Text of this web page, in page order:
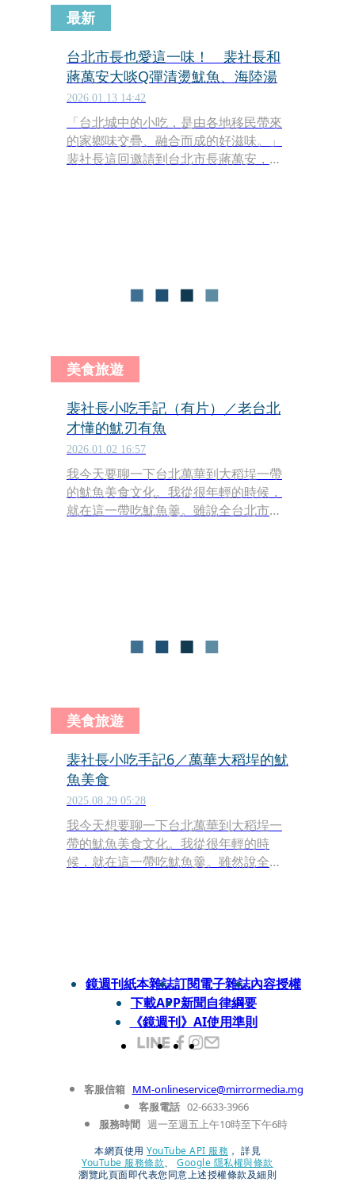
最新
台北市長也愛這一味！ 裴社長和
蔣萬安大啖Q彈清燙魷魚、海陸湯
2026.01.13 14:42
「台北城中的小吃，是由各地移民帶來
的家鄉味交疊、融合而成的好滋味。」
裴社長這回邀請到台北市長蔣萬安，走
豐富這座城市的美食寶庫。
美食旅遊
裴社長小吃手記（有片）／老台北
才懂的魷刃有魚
2026.01.02 16:57
我今天要聊一下台北萬華到大稻埕一帶
的魷魚美食文化。我從很年輕的時候，
就在這一帶吃魷魚羹。雖說全台北市甚
美食旅遊
裴社長小吃手記6／萬華大稻埕的魷
魚美食
2025.08.29 05:28
我今天想要聊一下台北萬華到大稻埕一
帶的魷魚美食文化。我從很年輕的時
候，就在這一帶吃魷魚羹。雖然說全台
鏡週刊紙本雜誌訂閱電子雜誌內容授權
下載APP新聞自律綱要
《鏡週刊》AI使用準則
客服信箱 MM-onlineservice@mirrormedia.mg
客服電話 02-6633-3966
服務時間 週一至週五上午10時至下午6時
本網頁使用 YouTube API 服務 ， 詳見
YouTube 服務條款、
Google 隱私權與條款
瀏覽此頁面即代表您同意上述授權條款及細則